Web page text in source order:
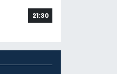
21:30